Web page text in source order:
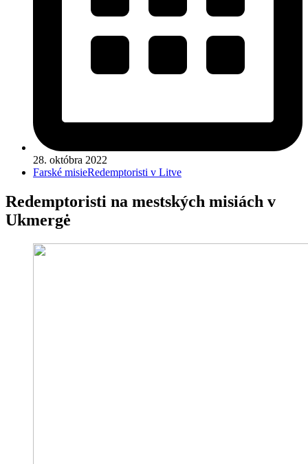
28. októbra 2022
Farské misieRedemptoristi v Litve
Redemptoristi na mestských misiách v
Ukmergė